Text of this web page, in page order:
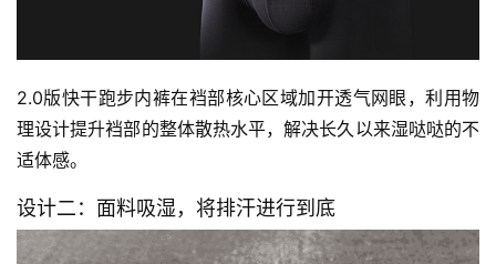
2.0版快干跑步内裤在裆部核心区域加开透气网眼，利用物
理设计提升裆部的整体散热水平，解决长久以来湿哒哒的不
适体感。
设计二：面料吸湿，将排汗进行到底